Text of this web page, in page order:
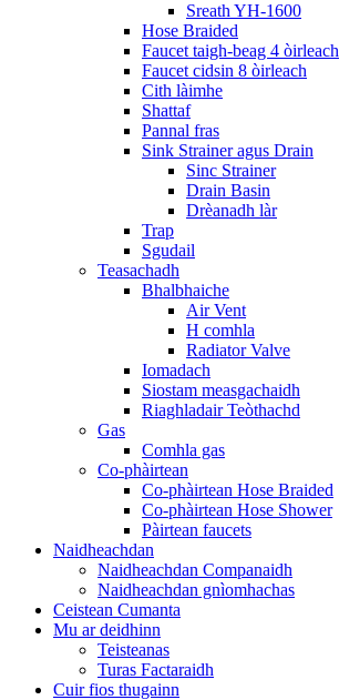
Sreath YH-1600
Hose Braided
Faucet taigh-beag 4 òirleach
Faucet cidsin 8 òirleach
Cith làimhe
Shattaf
Pannal fras
Sink Strainer agus Drain
Sinc Strainer
Drain Basin
Drèanadh làr
Trap
Sgudail
Teasachadh
Bhalbhaiche
Air Vent
H comhla
Radiator Valve
Iomadach
Siostam measgachaidh
Riaghladair Teòthachd
Gas
Comhla gas
Co-phàirtean
Co-phàirtean Hose Braided
Co-phàirtean Hose Shower
Pàirtean faucets
Naidheachdan
Naidheachdan Companaidh
Naidheachdan gnìomhachas
Ceistean Cumanta
Mu ar deidhinn
Teisteanas
Turas Factaraidh
Cuir fios thugainn